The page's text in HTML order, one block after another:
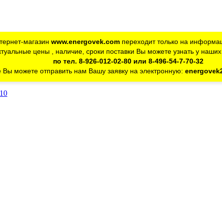
магазин www.energovek.comпереходит только на
цены , наличие, сроки поставки Вы можете узнать у
по тел. 8-926-012-02-80 или 8-496-54-7-70-32
Вы можете отправить нам Вашу заявку на электронную: